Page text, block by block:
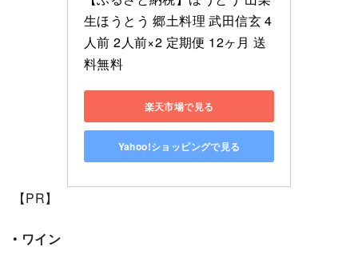
生ほうとう 郷土料理 武田信玄 4
人前 2人前×2 定期便 12ヶ月 送
料無料
楽天市場で見る
Yahoo!ショッピングで見る
【PR】
• ワイン